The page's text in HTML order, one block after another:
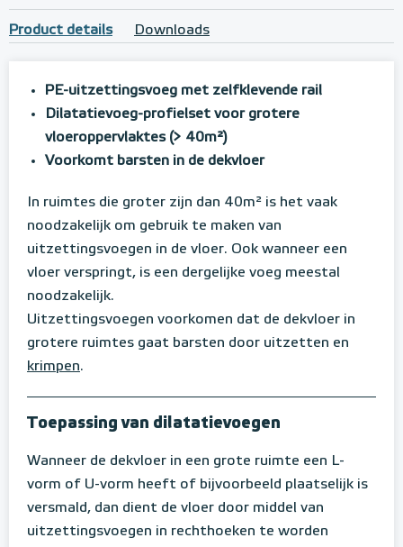
Product details Downloads
PE-uitzettingsvoeg met zelfklevende rail
Dilatatievoeg-profielset voor grotere
vloeroppervlaktes (> 40m²)
Voorkomt barsten in de dekvloer
In ruimtes die groter zijn dan 40m² is het vaak
noodzakelijk om gebruik te maken van
uitzettingsvoegen in de vloer. Ook wanneer een
vloer verspringt, is een dergelijke voeg meestal
noodzakelijk.
Uitzettingsvoegen voorkomen dat de dekvloer in
grotere ruimtes gaat barsten door uitzetten en
krimpen.
Toepassing van dilatatievoegen
Wanneer de dekvloer in een grote ruimte een L-
vorm of U-vorm heeft of bijvoorbeeld plaatselijk is
versmald, dan dient de vloer door middel van
uitzettingsvoegen in rechthoeken te worden